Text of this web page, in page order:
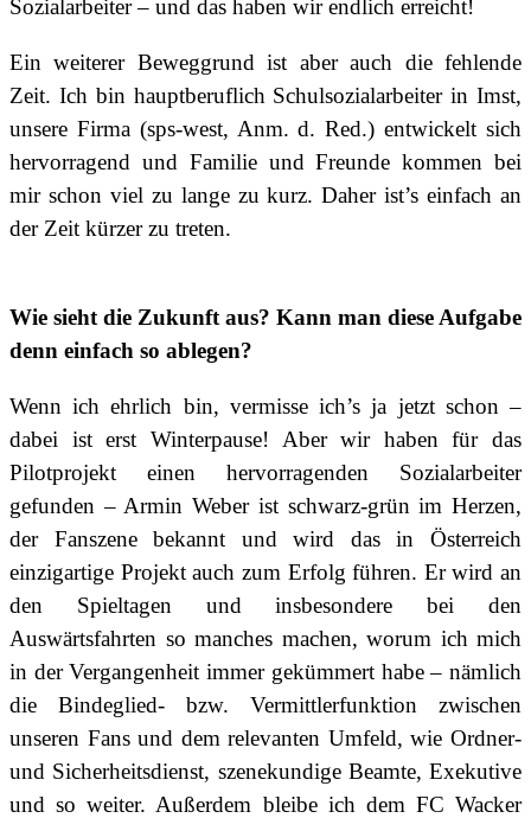
Sozialarbeiter – und das haben wir endlich erreicht!
Ein weiterer Beweggrund ist aber auch die fehlende
Zeit. Ich bin hauptberuflich Schulsozialarbeiter in Imst,
unsere Firma (sps-west, Anm. d. Red.) entwickelt sich
hervorragend und Familie und Freunde kommen bei
mir schon viel zu lange zu kurz. Daher ist’s einfach an
der Zeit kürzer zu treten.
Wie sieht die Zukunft aus? Kann man diese Aufgabe
denn einfach so ablegen?
Wenn ich ehrlich bin, vermisse ich’s ja jetzt schon –
dabei ist erst Winterpause! Aber wir haben für das
Pilotprojekt einen hervorragenden Sozialarbeiter
gefunden – Armin Weber ist schwarz-grün im Herzen,
der Fanszene bekannt und wird das in Österreich
einzigartige Projekt auch zum Erfolg führen. Er wird an
den Spieltagen und insbesondere bei den
Auswärtsfahrten so manches machen, worum ich mich
in der Vergangenheit immer gekümmert habe – nämlich
die Bindeglied- bzw. Vermittlerfunktion zwischen
unseren Fans und dem relevanten Umfeld, wie Ordner-
und Sicherheitsdienst, szenekundige Beamte, Exekutive
und so weiter. Außerdem bleibe ich dem FC Wacker